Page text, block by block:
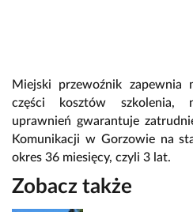
Miejski przewoźnik zapewnia
części kosztów szkolenia,
uprawnień gwarantuje
Komunikacji w Gorzowie na
okres 36 miesięcy, czyli 3 lat.
Zobacz także